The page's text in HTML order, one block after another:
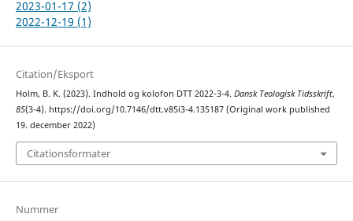
2023-01-17 (2)
2022-12-19 (1)
Citation/Eksport
Holm, B. K. (2023). Indhold og kolofon DTT 2022-3-4. Dansk Teologisk Tidsskrift,
85(3-4). https://doi.org/10.7146/dtt.v85i3-4.135187 (Original work published
19. december 2022)
Citationsformater
Nummer